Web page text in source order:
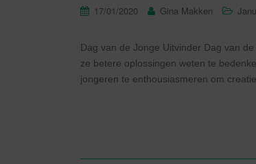
17/01/2020 Gina Makken
Dag van de Jonge Uitvinder Dag van
ze betere oplossingen weten te
jongeren te enthousiasmeren om